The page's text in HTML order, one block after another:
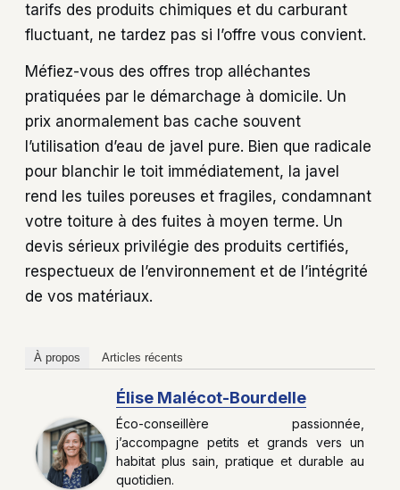
tarifs des produits chimiques et du carburant
fluctuant, ne tardez pas si l’offre vous convient.
Méfiez-vous des offres trop alléchantes
pratiquées par le démarchage à domicile. Un
prix anormalement bas cache souvent
l’utilisation d’eau de javel pure. Bien que radicale
pour blanchir le toit immédiatement, la javel
rend les tuiles poreuses et fragiles, condamnant
votre toiture à des fuites à moyen terme. Un
devis sérieux privilégie des produits certifiés,
respectueux de l’environnement et de l’intégrité
de vos matériaux.
À propos Articles récents
Élise Malécot-Bourdelle
Éco-conseillère passionnée,
j’accompagne petits et grands vers un
habitat plus sain, pratique et durable au
quotidien.